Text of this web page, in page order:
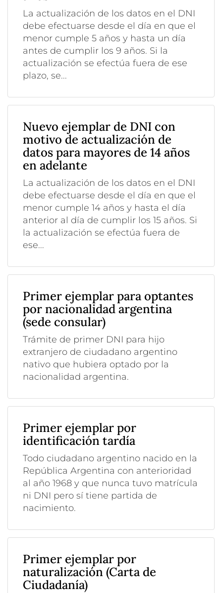
La actualización de los datos en el DNI
debe efectuarse desde el día en que el
menor cumple 5 años y hasta un día
antes de cumplir los 9 años. Si la
actualización se efectúa fuera de ese
plazo, se...
Nuevo ejemplar de DNI con
motivo de actualización de
datos para mayores de 14 años
en adelante
La actualización de los datos en el DNI
debe efectuarse desde el día en que el
menor cumple 14 años y hasta el día
anterior al día de cumplir los 15 años. Si
la actualización se efectúa fuera de
ese...
Primer ejemplar para optantes
por nacionalidad argentina
(sede consular)
Trámite de primer DNI para hijo
extranjero de ciudadano argentino
nativo que hubiera optado por la
nacionalidad argentina.
Primer ejemplar por
identificación tardía
Todo ciudadano argentino nacido en la
República Argentina con anterioridad
al año 1968 y que nunca tuvo matrícula
ni DNI pero sí tiene partida de
nacimiento.
Primer ejemplar por
naturalización (Carta de
Ciudadanía)